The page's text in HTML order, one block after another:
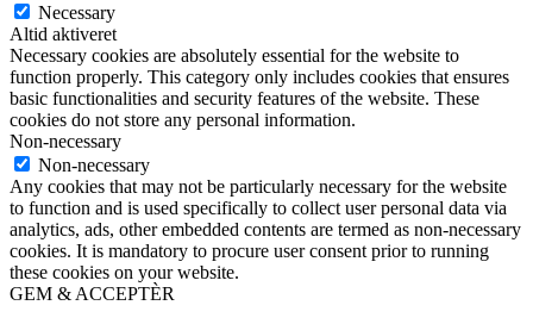
Necessary
Altid aktiveret
Necessary cookies are absolutely essential for the website to
function properly. This category only includes cookies that ensures
basic functionalities and security features of the website. These
cookies do not store any personal information.
Non-necessary
Non-necessary
Any cookies that may not be particularly necessary for the website
to function and is used specifically to collect user personal data via
analytics, ads, other embedded contents are termed as non-necessary
cookies. It is mandatory to procure user consent prior to running
these cookies on your website.
GEM & ACCEPTÈR